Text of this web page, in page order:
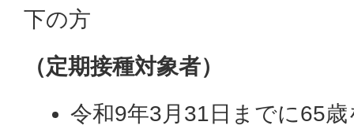
下の方
（定期接種対象者）
令和9年3月31日までに65